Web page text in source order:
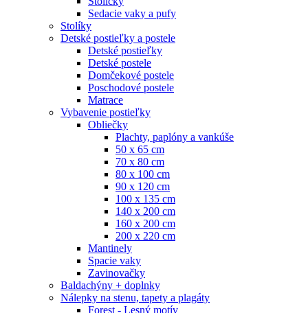
Sedacie vaky a pufy
Stolíky
Detské postieľky a postele
Detské postieľky
Detské postele
Domčekové postele
Poschodové postele
Matrace
Vybavenie postieľky
Obliečky
Plachty, paplóny a vankúše
50 x 65 cm
70 x 80 cm
80 x 100 cm
90 x 120 cm
100 x 135 cm
140 x 200 cm
160 x 200 cm
200 x 220 cm
Mantinely
Spacie vaky
Zavinovačky
Baldachýny + doplnky
Nálepky na stenu, tapety a plagáty
Forest - Lesný motív